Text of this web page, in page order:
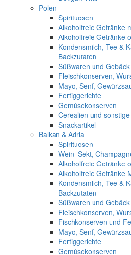
Polen
Spirituosen
Alkoholfreie Getränke
Alkoholfreie Getränke
Kondensmilch, Tee &
Backzutaten
Süßwaren und Gebäck
Fleischkonserven,
Mayo, Senf,
Fertiggerichte
Gemüsekonserven
Cerealien und
Snackartikel
Balkan & Adria
Spirituosen
Wein, Sekt,
Alkoholfreie Getränke
Alkoholfreie Getränke
Kondensmilch, Tee &
Backzutaten
Süßwaren und Gebäck
Fleischkonserven,
Fischkonserven und
Mayo, Senf,
Fertiggerichte
Gemüsekonserven